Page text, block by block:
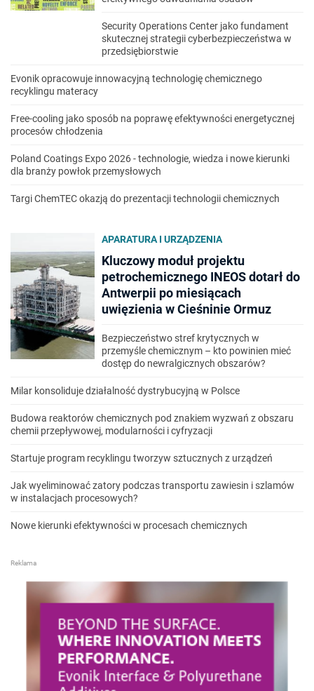
Security Operations Center jako fundament
skutecznej strategii cyberbezpieczeństwa w
przedsiębiorstwie
Evonik opracowuje innowacyjną technologię chemicznego
recyklingu materacy
Free-cooling jako sposób na poprawę efektywności energetycznej
procesów chłodzenia
Poland Coatings Expo 2026 - technologie, wiedza i nowe kierunki
dla branży powłok przemysłowych
Targi ChemTEC okazją do prezentacji technologii chemicznych
APARATURA I URZĄDZENIA
Kluczowy moduł projektu
petrochemicznego INEOS dotarł do
Antwerpii po miesiącach
uwięzienia w Cieśninie Ormuz
Bezpieczeństwo stref krytycznych w
przemyśle chemicznym – kto powinien mieć
dostęp do newralgicznych obszarów?
Milar konsoliduje działalność dystrybucyjną w Polsce
Budowa reaktorów chemicznych pod znakiem wyzwań z obszaru
chemii przepływowej, modularności i cyfryzacji
Startuje program recyklingu tworzyw sztucznych z urządzeń
Jak wyeliminować zatory podczas transportu zawiesin i szlamów
w instalacjach procesowych?
Nowe kierunki efektywności w procesach chemicznych